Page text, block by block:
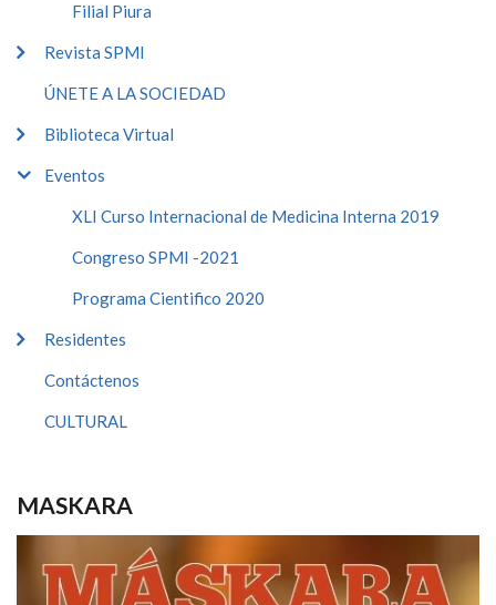
Filial Piura
Revista SPMI
ÚNETE A LA SOCIEDAD
Biblioteca Virtual
Eventos
XLI Curso Internacional de Medicina Interna 2019
Congreso SPMI -2021
Programa Cientifico 2020
Residentes
Contáctenos
CULTURAL
MASKARA